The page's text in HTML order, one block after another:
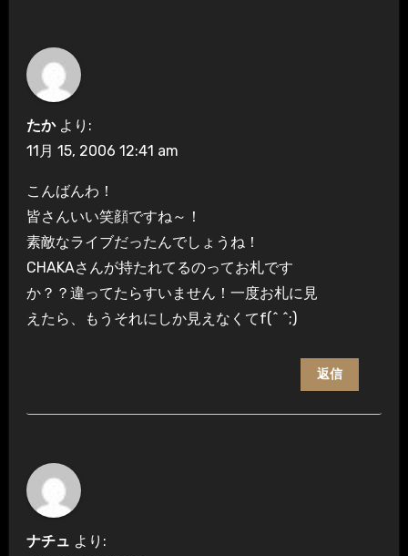
たか より:
11月 15, 2006 12:41 am
こんばんわ！
皆さんいい笑顔ですね～！
素敵なライブだったんでしょうね！
CHAKAさんが持たれてるのってお札です
か？？違ってたらすいません！一度お札に見
えたら、もうそれにしか見えなくてf(^ ^;)
返信
ナチュ より: